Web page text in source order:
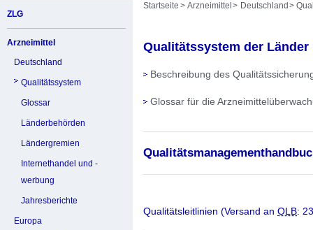
ZLG
Arzneimittel
Deutschland
Qualitätssystem
Glossar
Länderbehörden
Ländergremien
Internethandel und -
werbung
Jahresberichte
Europa
Startseite Arzneimittel Deutschland
Qualitätssystem der Länder
Beschreibung des
Glossar für die
Qualitätsleitlinien (Versand an OLB: